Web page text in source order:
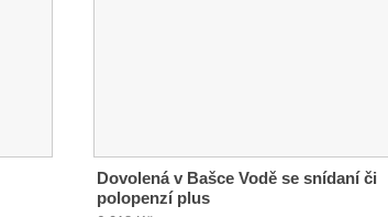
Dovolená v Bašce Vodě se snídaní či
polopenzí plus